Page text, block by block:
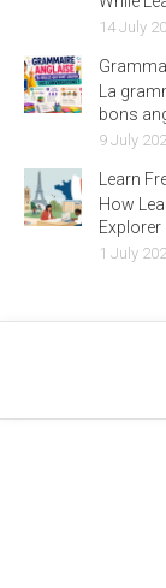
14 July
La
bons
9 July
Learn
How
Explorer
1 July